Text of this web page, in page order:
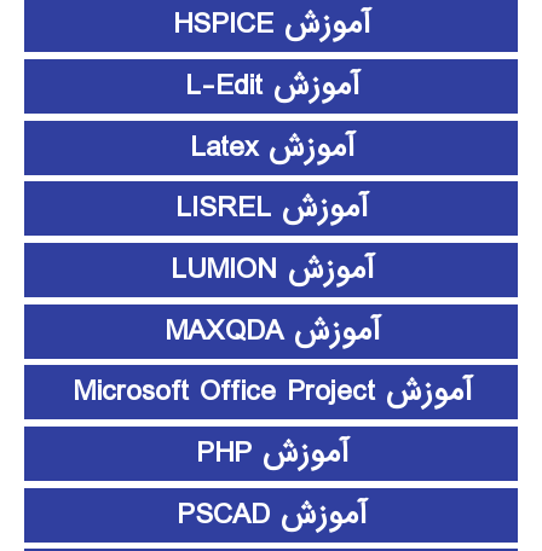
آموزش HSPICE
آموزش L-Edit
آموزش Latex
آموزش LISREL
آموزش LUMION
آموزش MAXQDA
آموزش Microsoft Office Project
آموزش PHP
آموزش PSCAD